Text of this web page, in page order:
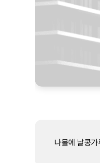
나물에 날콩